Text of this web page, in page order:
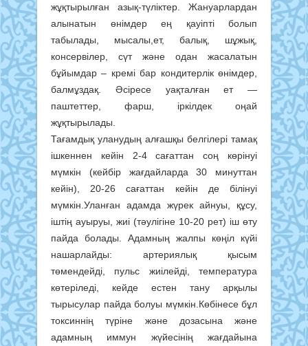
жұқтырылған азық-түліктер. Жануарлардан
алынатын өнімдер ең қауіпті болып
табылады, мысалы,ет, балық, шұжық,
консервілер, сүт және одан жасалатын
бұйымдар – кремі бар кондитерлік өнімдер,
балмұздақ. Әсіресе уақталған ет —
паштеттер, фарш, іркілдек оңай
жұқтырылады.
Тағамдық уланудың алғашқы белгілері тамақ
ішкеннен кейін 2-4 сағаттан соң көрінуі
мүмкін (кейбір жағдайларда 30 минуттан
кейін), 20-26 сағаттан кейін де білінуі
мүмкін.Уланған адамда жүрек айнуы, құсу,
іштің ауыруы, жиі (тәулігіне 10-20 рет) іш өту
пайда болады. Адамның жалпы көңіл күйі
нашарлайды: артериялық қысым
төмендейді, пульс жиілейді, температура
көтеріледі, кейде естен тану арқылы
тырысулар пайда болуы мүмкін.Көбінесе бұл
токсиннің түріне және дозасына және
адамның иммун жүйесінің жағдайына